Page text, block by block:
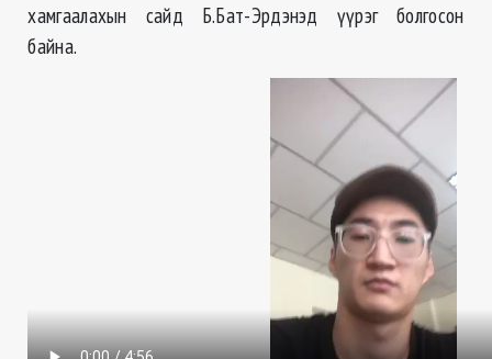
хамгаалахын сайд Б.Бат-Эрдэнэд үүрэг болгосон
байна.